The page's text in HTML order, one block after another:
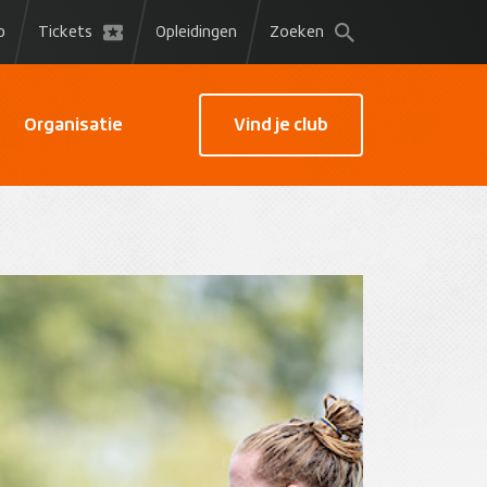
Tickets Opleidingen Zoeken
Organisatie Vind je club